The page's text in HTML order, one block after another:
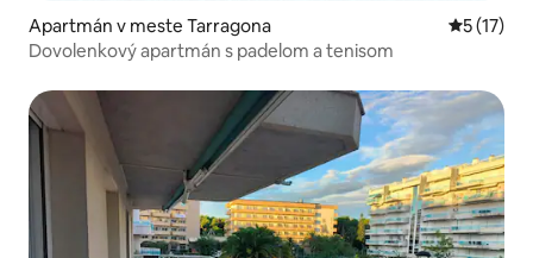
Apartmán v meste Tarragona
5 (17)
Dovolenkový apartmán s padelom a tenisom